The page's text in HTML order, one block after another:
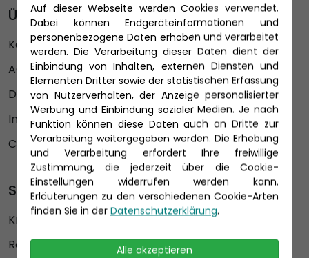
Auf dieser Webseite werden Cookies verwendet.
Dabei können Endgeräteinformationen und
personenbezogene Daten erhoben und verarbeitet
werden. Die Verarbeitung dieser Daten dient der
Einbindung von Inhalten, externen Diensten und
Elementen Dritter sowie der statistischen Erfassung
von Nutzerverhalten, der Anzeige personalisierter
Werbung und Einbindung sozialer Medien. Je nach
Funktion können diese Daten auch an Dritte zur
Verarbeitung weitergegeben werden. Die Erhebung
und Verarbeitung erfordert Ihre freiwillige
Zustimmung, die jederzeit über die Cookie-
Einstellungen widerrufen werden kann.
Erläuterungen zu den verschiedenen Cookie-Arten
finden Sie in der Datenschutzerklärung.
Alle akzeptieren
Über uns
Karriere
AGB
Datenschutz
Impressum
Cookie Einstellungen
Sitemap
Kreuzfahrten
Reederei